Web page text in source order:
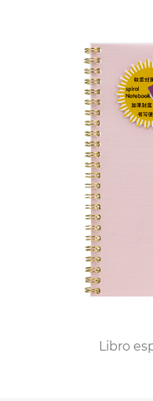
tiempo constante
cuaderno diario
cuero atrae a
expresarse de una
consciente. La
su artesanía: cada
sino también una
de alta calidad y
Lo que distingue al
encuadernado en
iniciales o una cita
Libro